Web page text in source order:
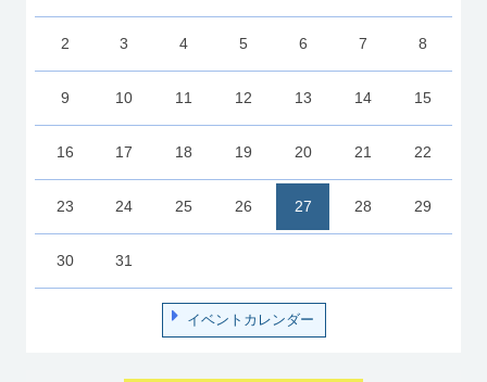
2 3 4 5 6 7 8
9 10 11 12 13 14 15
16 17 18 19 20 21 22
23 24 25 26 27 28 29
30 31
イベントカレンダー